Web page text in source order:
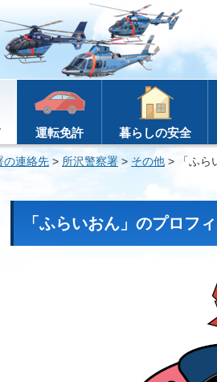
運転免許 暮らしの安全
の連絡先 > 所沢警察署 > その他 > 「ふら
「ふらいおん」のプロフ